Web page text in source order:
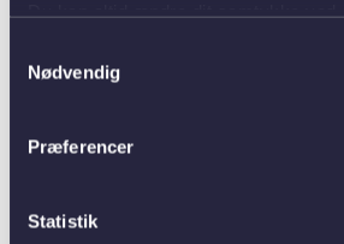
Nødvendig
Præferencer
Statistik